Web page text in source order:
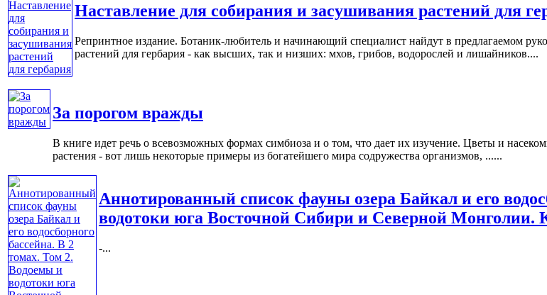
Наставление для собирания и засушивания растений для
Репринтное издание. Ботаник-любитель и начинающий специалист найдут в предлагаемом
растений для гербария - как высших, так и низших: мхов, грибов, водорослей и лишайников....
За порогом вражды
В книге идет речь о всевозможных формах симбиоза и о том, что дает их изучение. Цветы и
растения - вот лишь некоторые примеры из богатейшего мира содружества организмов, ......
Аннотированный список фауны озера Байкал и его
водотоки юга Восточной Сибири и Северной Монголии.
-...